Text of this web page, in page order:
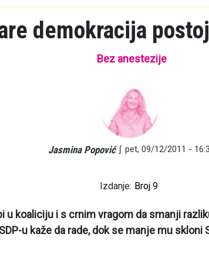
demokracija
Bez anestezije
Jasmina Popović ∫ pet, 09/12/2011 -
Izdanje: Broj 9
u koaliciju i s crnim vragom da smanji
u kaže da rade, dok se manje mu skloni